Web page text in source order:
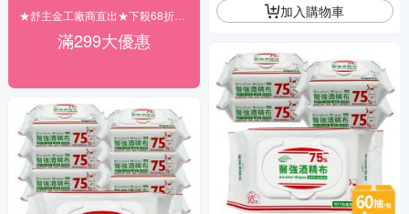
滿299大優惠
加入購物車